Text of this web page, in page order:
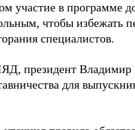
участие в программе
чтобы избежать
специалистов.
президент
для